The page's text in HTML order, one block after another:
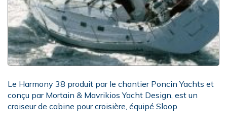
Le Harmony 38 produit par le chantier Poncin Yachts et
conçu par Mortain & Mavrikios Yacht Design, est un
croiseur de cabine pour croisière, équipé Sloop